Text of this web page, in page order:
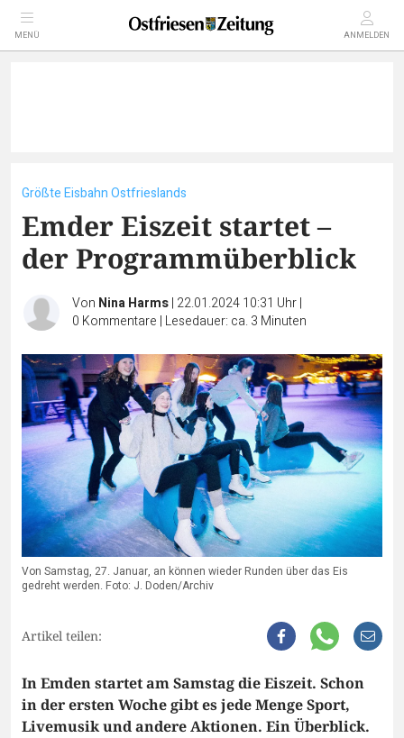
MENÜ ANMELDEN
Größte Eisbahn Ostfrieslands
Emder Eiszeit startet –
der Programmüberblick
Von Nina Harms| 22.01.2024 10:31 Uhr|
0 Kommentare | Lesedauer: ca. 3 Minuten
Von Samstag, 27. Januar, an können wieder Runden über das Eis
gedreht werden. Foto: J. Doden/Archiv
Artikel teilen:
In Emden startet am Samstag die Eiszeit. Schon
in der ersten Woche gibt es jede Menge Sport,
Livemusik und andere Aktionen. Ein Überblick.